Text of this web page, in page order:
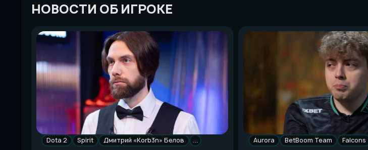
НОВОСТИ ОБ ИГРОКЕ
Dota 2 Spirit Дмитрий «Korb3n» Белов … Aurora BetBoom Team Falcons